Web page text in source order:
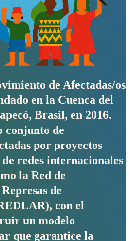
de Afectadas/os
en la Cuenca del
Brasil, en 2016.
conjunto de
por proyectos
redes internacionales
la Red de
de
con el
un modelo
que garantice la